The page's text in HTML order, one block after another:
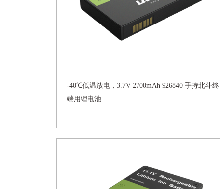
-40℃低温放电，3.7V 2700mAh 926840 手持北斗终
端用锂电池